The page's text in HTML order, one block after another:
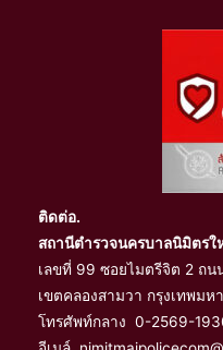
ติดต่อ.
สถานีตำรวจนครบาลนิมิตรใ
เลขที่ 99 ซอยไมตรีจิต 2 ถ
เขตคลองสามวา กรุงเทพม
โทรศัพท์กลาง 0-2569-